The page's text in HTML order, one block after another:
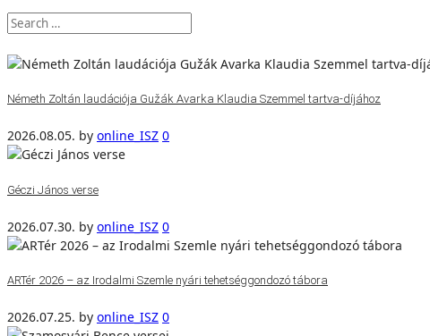
Németh Zoltán laudációja Gužák Avarka Klaudia Szemmel tartva-díjához
2026.08.05. by online_ISZ 0
Géczi János verse
2026.07.30. by online_ISZ 0
ARTér 2026 – az Irodalmi Szemle nyári tehetséggondozó tábora
2026.07.25. by online_ISZ 0